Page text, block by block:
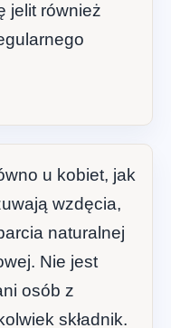
jelit również
u kobiet, jak
wzdęcia,
naturalnej
Nie jest
osób z
składnik.